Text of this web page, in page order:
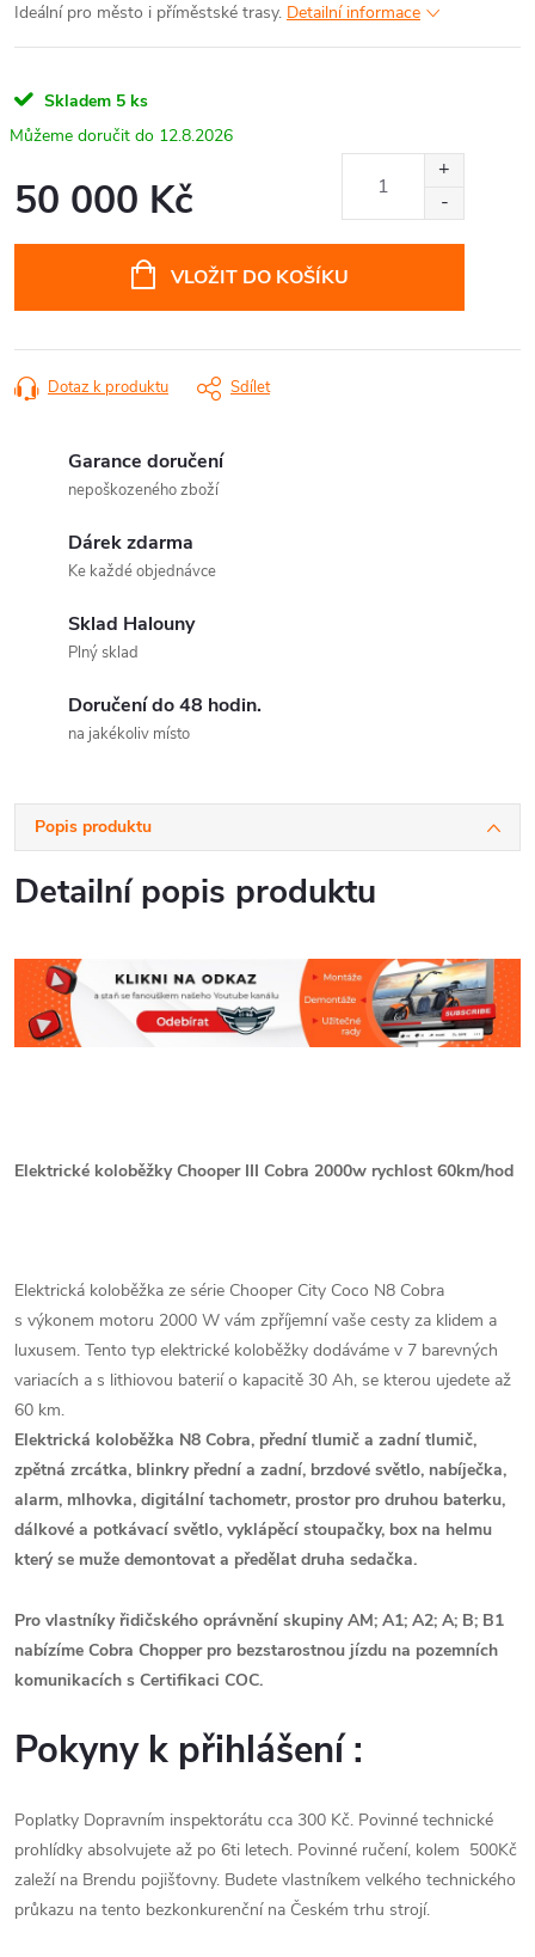
Ideální pro město i příměstské trasy. Detailní informace
Skladem 5 ks
12.8.2026
50 000 Kč
VLOŽIT DO KOŠÍKU
Dotaz k produktu Sdílet
Garance doručení
nepoškozeného zboží
Dárek zdarma
Ke každé objednávce
Sklad Halouny
Plný sklad
Doručení do 48 hodin.
na jakékoliv místo
Popis produktu
Detailní popis produktu
Elektrické koloběžky Chooper III Cobra 2000w rychlost 60km/hod
Elektrická koloběžka ze série Chooper City Coco N8 Cobra
s výkonem motoru 2000 W vám zpříjemní vaše cesty za klidem a
luxusem. Tento typ elektrické koloběžky dodáváme v 7 barevných
variacích a s lithiovou baterií o kapacitě 30 Ah, se kterou ujedete až
60 km.
Elektrická koloběžka N8 Cobra, přední tlumič a zadní tlumič,
zpětná zrcátka, blinkry přední a zadní, brzdové světlo, nabíječka,
alarm, mlhovka, digitální tachometr, prostor pro druhou baterku,
dálkové a potkávací světlo, vyklápěcí stoupačky, box na helmu
který se muže demontovat a předělat druha sedačka.
Pro vlastníky řidičského oprávnění skupiny AM; A1; A2; A; B; B1
nabízíme Cobra Chopper pro bezstarostnou jízdu na pozemních
komunikacích s Certifikaci COC.
Pokyny k přihlášení :
Poplatky Dopravním inspektorátu cca 300 Kč. Povinné technické
prohlídky absolvujete až po 6ti letech. Povinné ručení, kolem 500Kč
zaleží na Brendu pojišťovny. Budete vlastníkem velkého technického
průkazu na tento bezkonkurenční na Českém trhu strojí.